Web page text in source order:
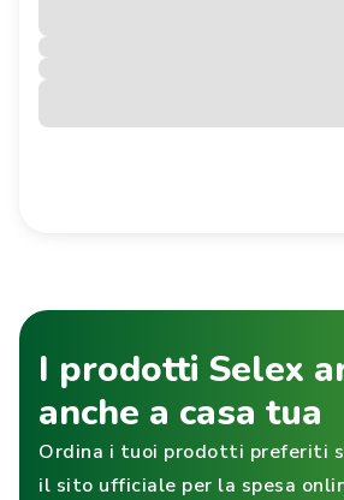
I prodotti Selex
anche a casa tua
Ordina i tuoi prodotti preferiti
il sito ufficiale per la spesa